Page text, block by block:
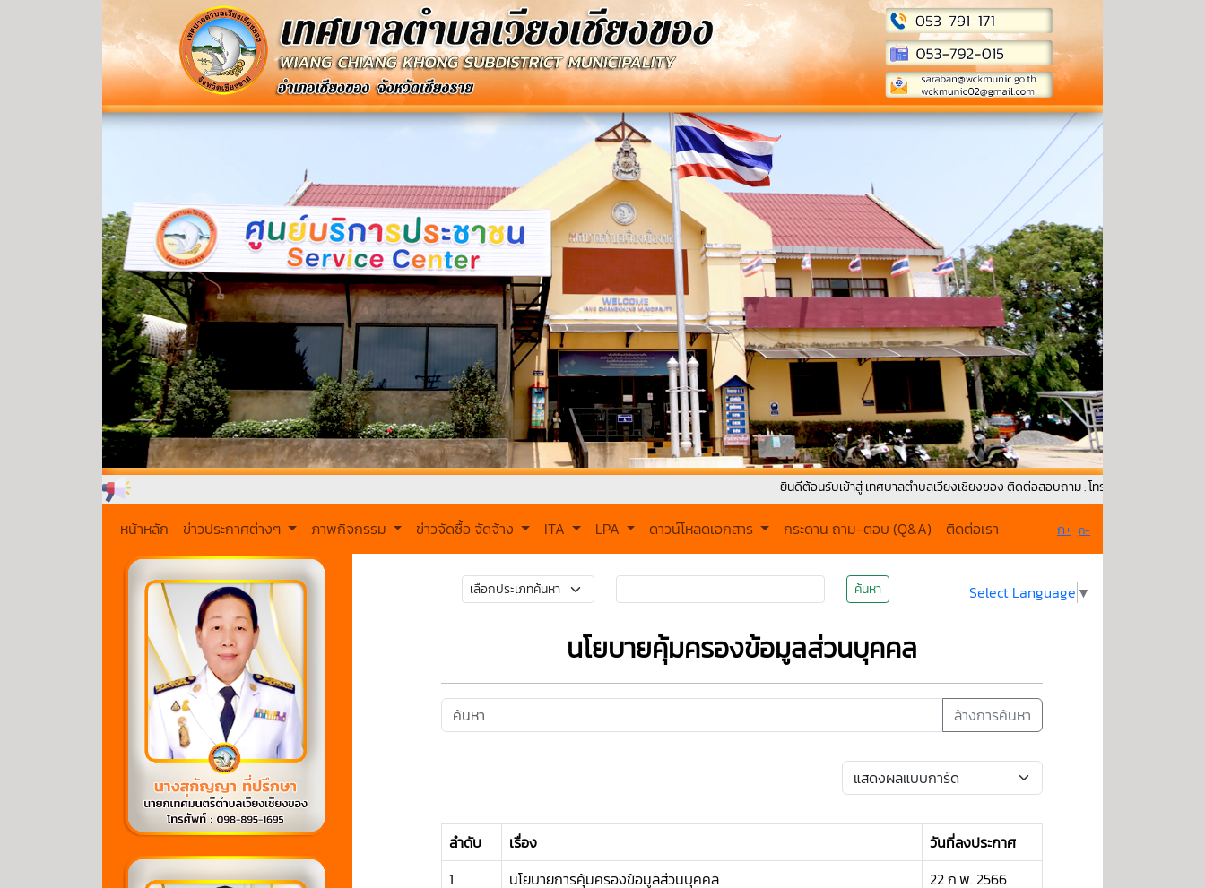
ยินดีต้อนรับเข้าสู่ เทศบาลตำบลเวียงเชียงของ ติดต่อสอบถาม : โทรศัพท์ : 0-5379-1171 Fax : 053-
หน้าหลัก ข่าวประกาศต่างๆ ภาพกิจกรรม ข่าวจัดซื้อ จัดจ้าง ITA LPA ดาวน์โหลดเอกสาร กระดาน ถาม-ตอบ (Q&A) ติดต่อเรา ก+ ก-
ค้นหา Select Language ▼
นโยบายคุ้มครองข้อมูลส่วนบุคคล
ล้างการค้นหา
ลำดับ เรื่อง
วันที่ลงประกาศ
1
นโยบายการคุ้มครองข้อมูลส่วนบุคคล 22 ก.พ. 2566